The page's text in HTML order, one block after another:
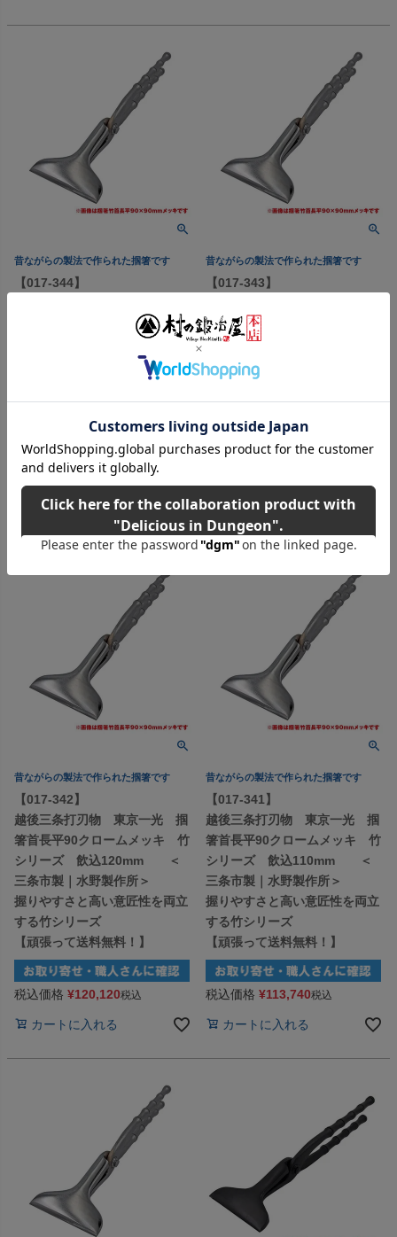
昔ながらの製法で作られた掴箸です
【017-344】
箸首長平90クロームメッキ 竹
三条市製｜水野製作所＞
握りやすさと高い意匠性を両立
する竹シリーズ
【頑張って送料無料！】
132,880
カートに入れる
昔ながらの製法で作られた掴箸です
【017-343】
箸首長平90クロームメッキ 竹
シリーズ 飲込130mm ＜
三条市製｜水野製作所＞
する竹シリーズ
【頑張って送料無料！】
カートに入れる
昔ながらの製法で作られた掴箸です
【017-342】
越後三条打刃物 東京一光 掴
箸首長平90クロームメッキ 竹
シリーズ 飲込120mm ＜
三条市製｜水野製作所＞
握りやすさと高い意匠性を両立
する竹シリーズ
【頑張って送料無料！】
税込価格 ¥120,120税込
カートに入れる
昔ながらの製法で作られた掴箸です
【017-341】
越後三条打刃物 東京一光 掴
箸首長平90クロームメッキ 竹
シリーズ 飲込110mm ＜
三条市製｜水野製作所＞
握りやすさと高い意匠性を両立
する竹シリーズ
【頑張って送料無料！】
税込価格 ¥113,740税込
カートに入れる